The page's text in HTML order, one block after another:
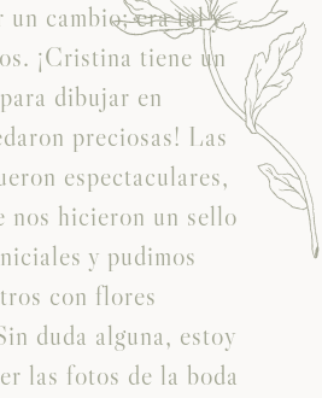
un cambio; era tal y
¡Cristina tiene un
dibujar en
preciosas! Las
espectaculares,
nos hicieron un sello
y pudimos
con flores
duda alguna, estoy
las fotos de la boda